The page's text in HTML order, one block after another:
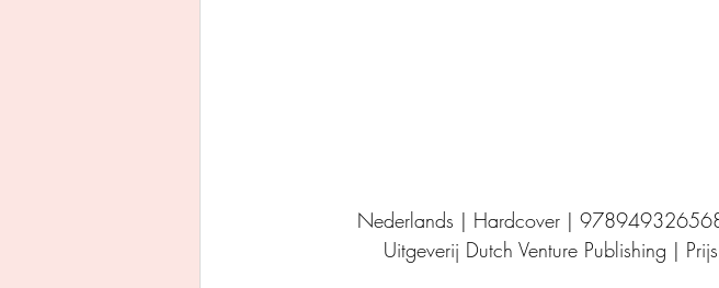
Nederlands | Hardcover |
Uitgeverij Dutch Venture Publishing |